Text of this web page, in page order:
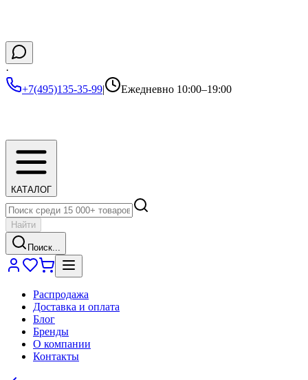
·
+7(495)135-35-99| Ежедневно 10:00–19:00
КАТАЛОГ
Найти
Поиск...
Распродажа
Доставка и оплата
Блог
Бренды
О компании
Контакты